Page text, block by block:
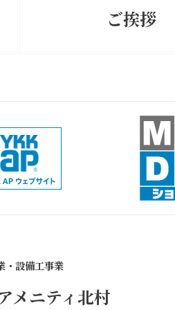
ご挨拶
・設備工事業
メニティ北村